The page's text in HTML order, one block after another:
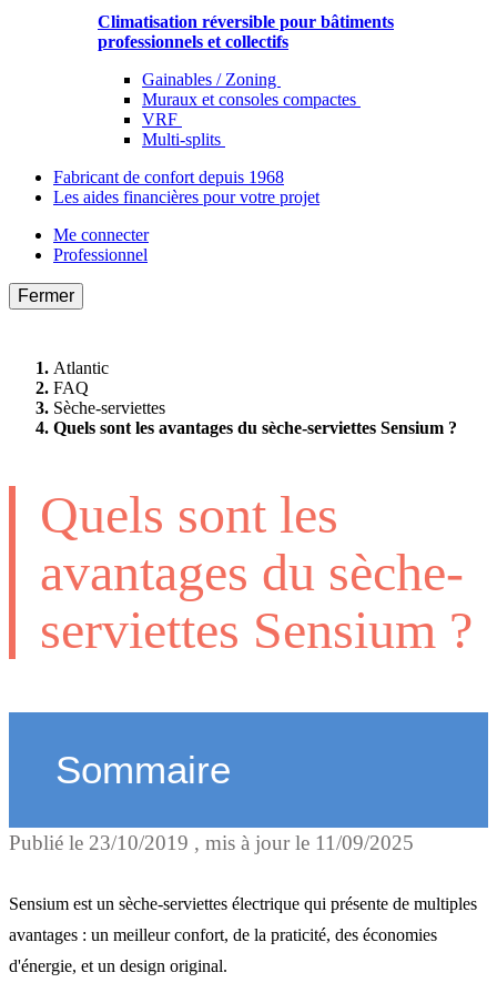
Climatisation réversible pour bâtiments
professionnels et collectifs
Gainables / Zoning
Muraux et consoles compactes
VRF
Multi-splits
Fabricant de confort depuis 1968
Les aides financières pour votre projet
Me connecter
Professionnel
Fermer
Atlantic
FAQ
Sèche-serviettes
Quels sont les avantages du sèche-serviettes Sensium ?
Quels sont les
avantages du sèche-
serviettes Sensium ?
Sommaire
Sensium : du confort !
Sensium : pratique au
quotidien
Publié le 23/10/2019 , mis à jour le 11/09/2025
Sensium est un sèche-serviettes électrique qui présente de multiples
avantages : un meilleur confort, de la praticité, des économies
d'énergie, et un design original.